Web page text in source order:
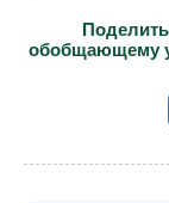
обобщающему